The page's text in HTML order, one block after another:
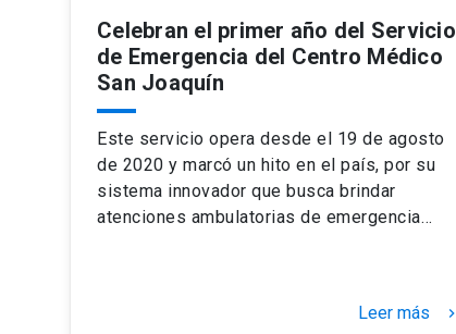
Celebran el primer año del Servicio
de Emergencia del Centro Médico
San Joaquín
Este servicio opera desde el 19 de agosto
de 2020 y marcó un hito en el país, por su
sistema innovador que busca brindar
atenciones ambulatorias de emergencia…
Leer más keyboard_arrow_right